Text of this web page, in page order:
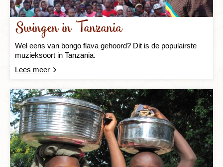
Swingen in Tanzania
Wel eens van bongo flava gehoord? Dit is de populairste
muzieksoort in Tanzania.
Lees meer